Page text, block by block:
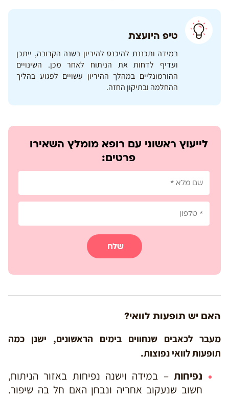
טיפ היועצת
במידה ותכננת להיכנס להיריון בשנה הקרובה, ייתכן
ועדיף לדחות את הניתוח לאחר מכן. השינויים
ההורמונליים במהלך ההיריון עשויים לפגוע בהליך
ההחלמה ובתיקון החזה.
לייעוץ ראשוני עם רופא מומלץ השאירו
פרטים:
שלח
האם יש תופעות לוואי?
מעבר לכאבים שנחווים בימים הראשונים, ישנן כמה
תופעות לוואי נפוצות.
נפיחות – במידה וישנה נפיחות באזור הניתוח,
חשוב שנעקוב אחריה ונבחן האם חל בה שיפור.